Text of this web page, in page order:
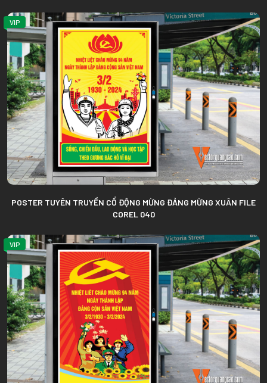
VIP
POSTER TUYÊN TRUYỀN CỔ ĐỘNG MỪNG ĐẢNG MỪNG XUÂN FILE
COREL 040
VIP